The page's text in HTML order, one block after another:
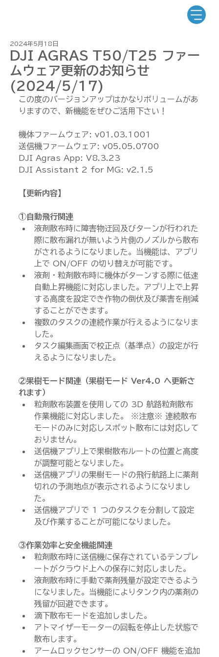
DJI AGRAS T50/T25 ファー
ムウェア更新のお知らせ
(2024/5/17)
2024年5月18日
この度のバージョンアップはかなりボリュームがあ
りますので、新機能をぜひご活用下さい！
機体ファームウェア: v01.03.1001
送信機ファームウェア: v05.05.0700
DJI Agras App: V8.3.23
DJI Assistant 2 for MG: v2.1.5
【更新内容】
①自動飛行関連
液剤散布時に障害物迂回及びターンが行われた
際に散布漏れが無いよう片側のノズルから散布
がされるようになりました。当機能は、アプリ
上で ON/OFF の切り替えが可能です。
液剤・粒剤散布時に機体がターンする際に低速
自動上昇機能に対応しました。アプリ上で上昇
する高度を設定でき作物の倒伏及び薬害を削減
することができます。
複数のタスクの連続作業が行えるようになりま
した。
タスク編集画面で校正点（基準点）の設定が行
えるようになりました。
②果樹モード関連（果樹モード Ver4.0 へ更新さ
れます）
粒剤散布装置を使用しての 3D 航路粒剤散布
作業機能に対応しました。 ※注意※ 連続散布
モードのみに対応しスポット散布には対応して
おりません。
送信機アプリ上で果樹散布ルートの位置と高度
が調整可能となりました。
送信機アプリの果樹モードの飛行航路上に薬剤
切れの予測地点が表示されるようになりまし
た。
送信機アプリで 1 つのタスクを分割して設定
及び作業することが可能になりました。
③作業効率と安全機能関連
粒剤散布時に送信機に保存されているテンプレ
ートがクラウド上への保存に対応しました。
液剤散布時に手動で薬剤残量が設定できるよう
になりました。当機能によりタンク内の薬剤の
残留が回避できます。
滴下散布モードを追加しました。
アトマイザーモーターの回転を停止した状態で
散布します。
アームロックセンサーの ON/OFF 機能を追加